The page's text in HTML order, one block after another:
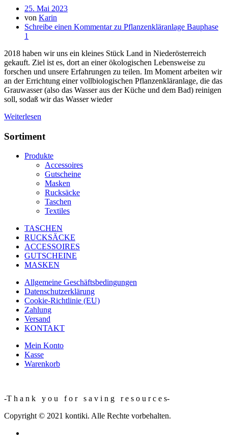
25. Mai 2023
von Karin
Schreibe einen Kommentarzu Pflanzenkläranlage Bauphase
1
2018 haben wir uns ein kleines Stück Land in Niederösterreich
gekauft. Ziel ist es, dort an einer ökologischen Lebensweise zu
forschen und unsere Erfahrungen zu teilen. Im Moment arbeiten wir
an der Errichtung einer vollbiologischen Pflanzenkläranlage, die das
Grauwasser (also das Wasser aus der Küche und dem Bad) reinigen
soll, sodaß wir das Wasser wieder
Weiterlesen
Sortiment
Produkte
Accessoires
Gutscheine
Masken
Rucksäcke
Taschen
Textiles
TASCHEN
RUCKSÄCKE
ACCESSOIRES
GUTSCHEINE
MASKEN
Allgemeine Geschäftsbedingungen
Datenschutzerklärung
Cookie-Richtlinie (EU)
Zahlung
Versand
KONTAKT
Mein Konto
Kasse
Warenkorb
-T h a n k y o u f o r s a v i n g r e s o u r c e s-
Copyright © 2021 kontiki. Alle Rechte vorbehalten.